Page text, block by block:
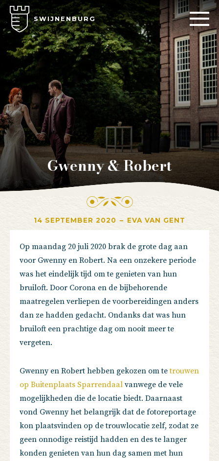
SWIJNENBURG
Gwenny & Robert
14 SEPTEMBER 2020 – EVA VAN GENT
Op maandag 20 juli 2020 brak de grote dag aan
voor Gwenny en Robert. Na een onzekere periode
was het eindelijk tijd om te genieten van hun
bruiloft. Door Corona en de bijbehorende
maatregelen verliepen de voorbereidingen anders
dan ze hadden gedacht. Ondanks dat was hun
bruiloft een prachtige dag om nooit meer te
vergeten.
Gwenny en Robert hebben gekozen om tetrouwen
op Buitenplaats Sparrendaal vanwege de vele
mogelijkheden die de locatie biedt. Daarnaast
vond Gwenny het belangrijk dat de fotoreportage
kon plaatsvinden op de trouwlocatie zelf, zodat ze
geen onnodige reistijd hadden en des te langer
konden genieten van hun dag samen met hun